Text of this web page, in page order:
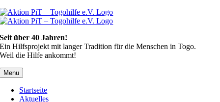
Seit über 40 Jahren!
Ein Hilfsprojekt mit langer Tradition für die Menschen in Togo.
Weil die Hilfe ankommt!
Menu
Startseite
Aktuelles